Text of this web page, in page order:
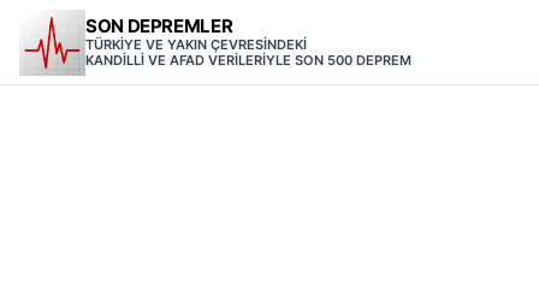
SON DEPREMLER
TÜRKİYE VE YAKIN ÇEVRESİNDEKİ
KANDİLLİ VE AFAD VERİLERİYLE SON 500 DEPREM